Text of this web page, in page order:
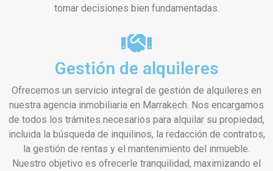
tomar decisiones bien fundamentadas.
Gestión de alquileres
Ofrecemos un servicio integral de gestión de alquileres en
nuestra agencia inmobiliaria en Marrakech. Nos encargamos
de todos los trámites necesarios para alquilar su propiedad,
incluida la búsqueda de inquilinos, la redacción de contratos,
la gestión de rentas y el mantenimiento del inmueble.
Nuestro objetivo es ofrecerle tranquilidad, maximizando el